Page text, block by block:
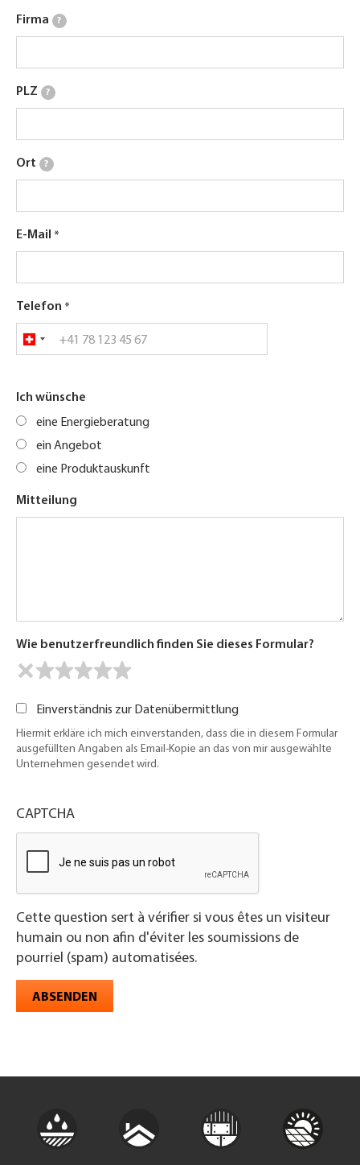
Firma ?
PLZ ?
Ort ?
E-Mail
Telefon
Ich wünsche
eine Energieberatung
ein Angebot
eine Produktauskunft
Mitteilung
Wie benutzerfreundlich finden Sie dieses Formular?
Einverständnis zur Datenübermittlung
Hiermit erkläre ich mich einverstanden, dass die in diesem Formular
ausgefüllten Angaben als Email-Kopie an das von mir ausgewählte
Unternehmen gesendet wird.
CAPTCHA
Cette question sert à vérifier si vous êtes un visiteur
humain ou non afin d'éviter les soumissions de
pourriel (spam) automatisées.
ABSENDEN